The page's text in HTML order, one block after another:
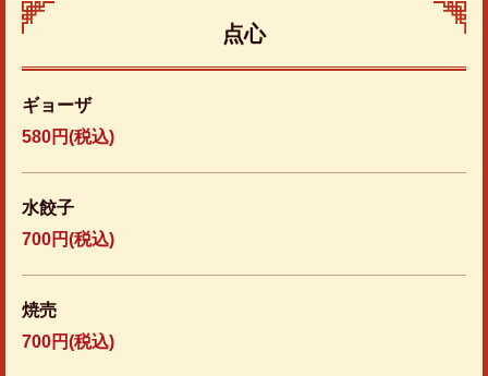
点心
ギョーザ
580円(税込)
水餃子
700円(税込)
焼売
700円(税込)